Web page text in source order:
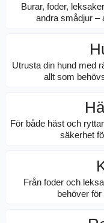
Burar, foder,
andra smådjur –
Utrusta din hund med
allt som
För både häst och
säkerhet
Från foder och
behöver